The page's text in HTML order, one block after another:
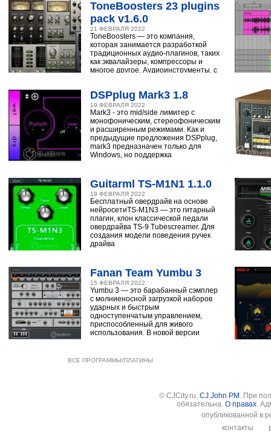
ToneBoosters 23 plugins
pack v1.6.0
21 ФЕВРАЛЯ 2022
ToneBoosters — это компания,
которая занимается разработкой
традиционных аудио-плагинов, таких
как эквалайзеры, компрессоры и
многое другое. Аудиоинструменты, с
DSPplug Mark3 1.8
19 ФЕВРАЛЯ 2022
Mark3 - это mid/side лимитер с
монофоническим, стереофоническим
и расширенным режимами. Как и
предыдущие предложения DSPplug,
mark3 предназначен только для
Windows, но поддержка
Guitarml TS-M1N1 1.1.0
19 ФЕВРАЛЯ 2022
Бесплатный овердрайв на основе
нейросетиTS-M1N3 — это гитарный
плагин, клон классической педали
овердрайва TS-9 Tubescreamer. Для
создания модели поведения ручек
драйва
Fanan Team Yumbu 3
15 ФЕВРАЛЯ 2022
Yumbu 3 — это барабанный сэмплер
с молниеносной загрузкой наборов
ударных и быстрым
одноступенчатым управлением,
приспособленный для живого
использования. В новой версии
ВСЕ ПРОГРАММЫ/ПЛАГИНЫ
© CJCity.ru, CJ John PM . При
обязательна. О правах.
опубликованной в
контакты